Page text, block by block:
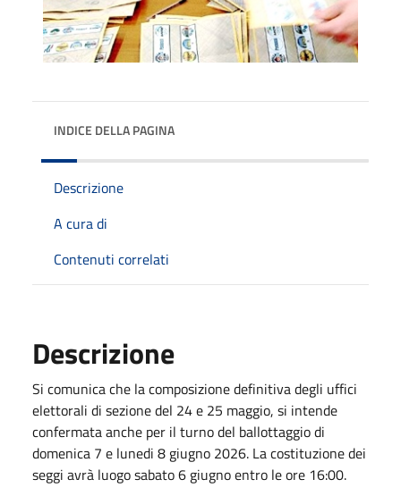
INDICE DELLA PAGINA
Descrizione
A cura di
Contenuti correlati
Descrizione
Si comunica che la composizione definitiva degli uffici
elettorali di sezione del 24 e 25 maggio, si intende
confermata anche per il turno del ballottaggio di
domenica 7 e lunedi 8 giugno 2026. La costituzione dei
seggi avrà luogo sabato 6 giugno entro le ore 16:00.